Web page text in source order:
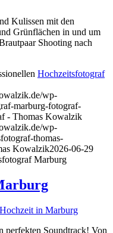
Kulissen mit den
Grünflächen in und um
Shooting nach
Hochzeitsfotograf
wp-
marburg-fotograf-
- Thomas Kowalzik
wp-
thomas-
Kowalzik2026-06-29
Marburg
perfekten Soundtrack! Von